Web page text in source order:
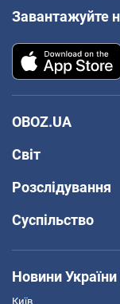
Завантажуйте
OBOZ.UA
Світ
Розслідування
Суспільство
Новини України
Київ